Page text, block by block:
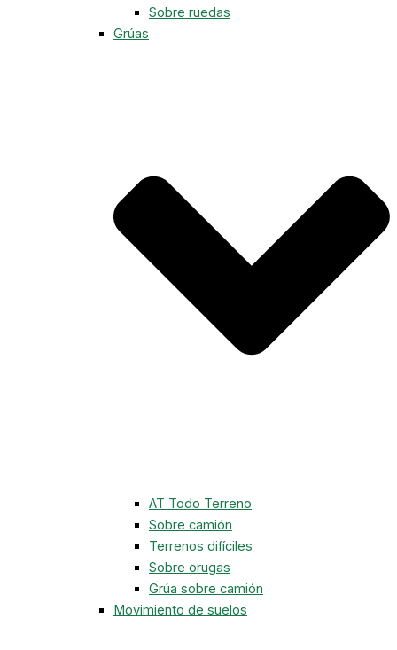
Sobre ruedas
Grúas
AT Todo Terreno
Sobre camión
Terrenos difíciles
Sobre orugas
Grúa sobre camión
Movimiento de suelos